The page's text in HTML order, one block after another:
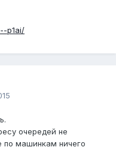
p1ai/
очередей не
по машинкам ничего